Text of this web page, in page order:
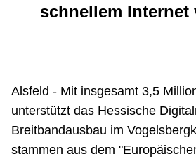
schnellem Internet
Alsfeld - Mit insgesamt 3,5
unterstützt das Hessische
Breitbandausbau im
stammen aus dem